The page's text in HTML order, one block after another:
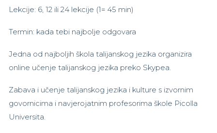
Lekcije: 6, 12 ili 24 lekcije (1= 45 min)
Termin: kada tebi najbolje odgovara
Jedna od najboljih škola talijanskog jezika organizira
online učenje talijanskog jezika preko Skypea.
Zabava i učenje talijanskog jezika i kulture s izvornim
govornicima i navjerojatnim profesorima škole Picolla
Universita.